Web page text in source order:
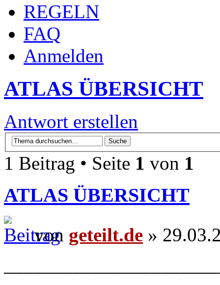
REGELN
FAQ
Anmelden
ATLAS ÜBERSICHT
Antwort erstellen
1 Beitrag • Seite 1 von 1
ATLAS ÜBERSICHT
von geteilt.de »